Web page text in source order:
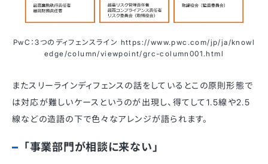
PwC：3つのディフェンスライン https://www.pwc.com/jp/ja/knowl
edge/column/viewpoint/grc-column001.html
またスリーラインディフェンスの話をしているとこの原則形態で
は対応が難しいケースというのが出現し、得てして1.5線や2.5
線などの造語の下で色々なアレンジが語られます。
「事業部門が相談に来ない」